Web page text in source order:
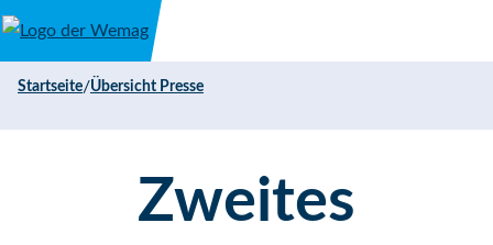
Direkt zum Inhalt
Startseite/Übersicht Presse
Zweites